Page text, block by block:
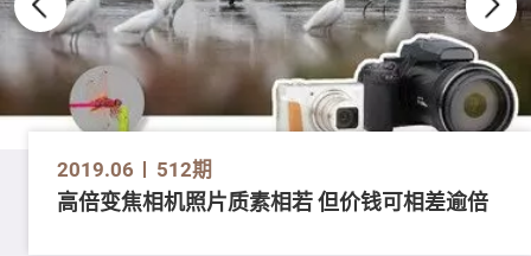
2019.06 512期
高倍变焦相机照片质素相若 但价钱可相差逾倍